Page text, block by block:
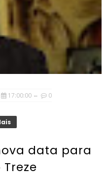
17:00:00 0
data para